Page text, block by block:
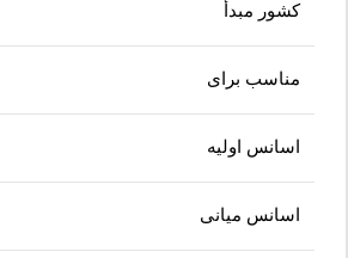
کشور مبدأ
مناسب برای
اسانس اولیه
اسانس میانی